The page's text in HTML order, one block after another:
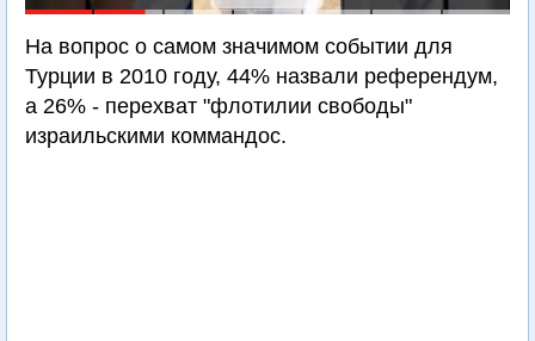
На вопрос о самом значимом событии для
Турции в 2010 году, 44% назвали референдум,
а 26% - перехват "флотилии свободы"
израильскими коммандос.